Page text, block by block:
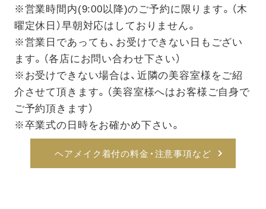
※営業時間内(9:00以降)のご予約に限ります。（木
曜定休日）早朝対応はしておりません。
※営業日であっても、お受けできない日もござい
ます。（各店にお問い合わせ下さい）
※お受けできない場合は、近隣の美容室様をご紹
介させて頂きます。（美容室様へはお客様ご自身で
ご予約頂きます）
※卒業式の日時をお確かめ下さい。
ヘアメイク着付の料金・注意事項など